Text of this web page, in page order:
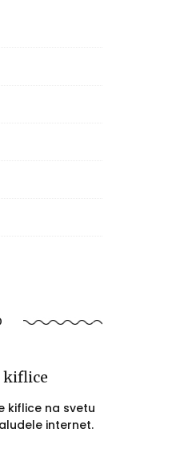
kiflice
kiflice na svetu
internet.